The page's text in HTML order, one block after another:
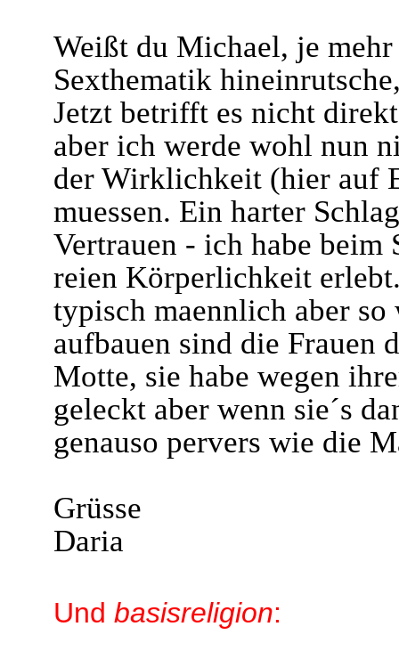
Weißt du Michael, je
Sexthematik
Jetzt betrifft es nicht
aber ich werde wohl nun
der Wirklichkeit (hier auf
muessen. Ein harter
Vertrauen - ich habe beim
reien Körperlichkeit
typisch maennlich aber
aufbauen sind die Frauen
Motte, sie habe wegen
geleckt aber wenn sie´s
genauso pervers wie die
Grüsse
Daria
Und basisreligion: